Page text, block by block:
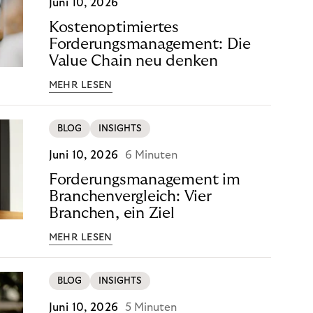
Juni 10, 2026
Kostenoptimiertes
Forderungsmanagement: Die
Value Chain neu denken
MEHR LESEN
BLOG INSIGHTS
Juni 10, 2026 6 Minuten
Forderungsmanagement im
Branchenvergleich: Vier
Branchen, ein Ziel
MEHR LESEN
BLOG INSIGHTS
Juni 10, 2026 5 Minuten